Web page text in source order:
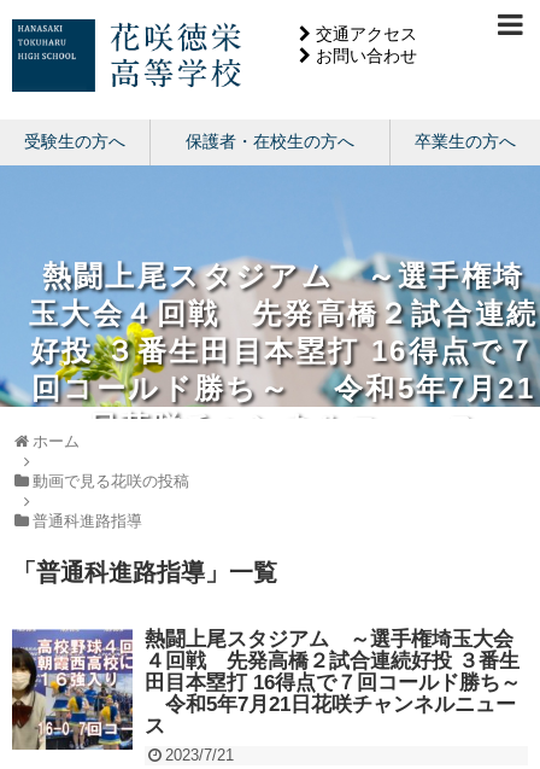
交通アクセス
お問い合わせ
受験生の方へ 保護者・在校生の方へ 卒業生の方へ
熱闘上尾スタジアム ～選手権埼
玉大会４回戦 先発高橋２試合連続
好投 ３番生田目本塁打 16得点で７
回コールド勝ち～ 令和5年7月21
日花咲チャンネルニュース
ホーム
動画で見る花咲の投稿
普通科進路指導
「 普通科進路指導 」 一覧
熱闘上尾スタジアム ～選手権埼玉大会
４回戦 先発高橋２試合連続好投 ３番生
田目本塁打 16得点で７回コールド勝ち～
令和5年7月21日花咲チャンネルニュー
ス
2023/7/21